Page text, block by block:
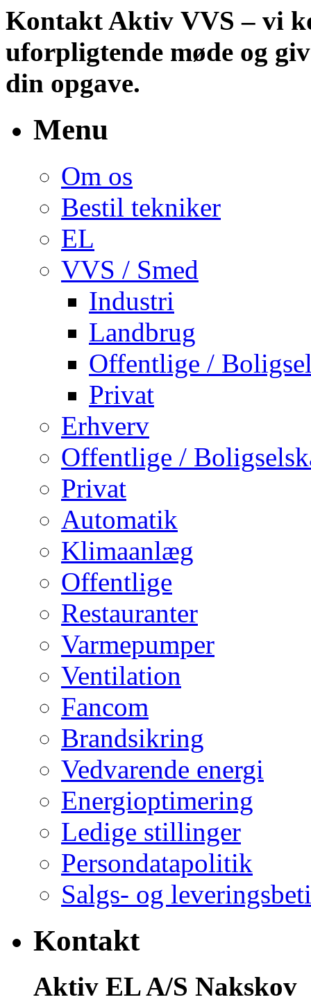
Kontakt Aktiv VVS – vi
uforpligtende møde og
din opgave.
Menu
Om os
Bestil tekniker
EL
VVS / Smed
Industri
Landbrug
Offentlige /
Privat
Erhverv
Offentlige /
Privat
Automatik
Klimaanlæg
Offentlige
Restauranter
Varmepumper
Ventilation
Fancom
Brandsikring
Vedvarende energi
Energioptimering
Ledige stillinger
Persondatapolitik
Salgs- og
Kontakt
Aktiv EL A/S Nakskov